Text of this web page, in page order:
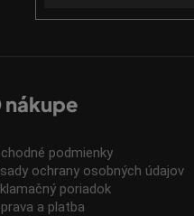
nákupe
podmienky
ochrany osobných údajov
poriadok
a platba